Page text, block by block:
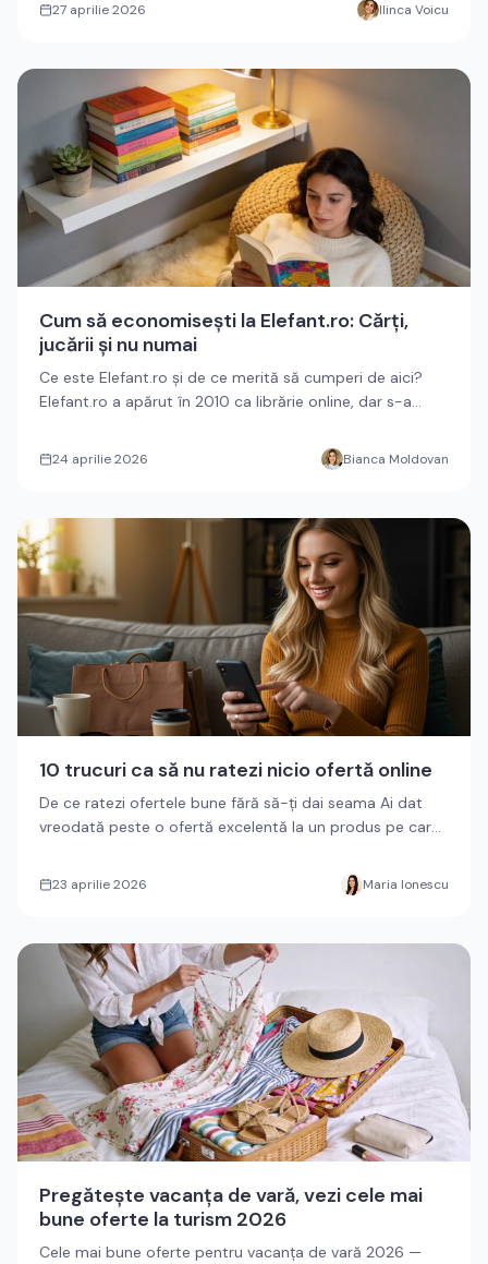
27 aprilie 2026 Ilinca Voicu
Cum să economisești la Elefant.ro: Cărți,
jucării și nu numai
Ce este Elefant.ro și de ce merită să cumperi de aici?
Elefant.ro a apărut în 2010 ca librărie online, dar s-a
24 aprilie 2026 Bianca Moldovan
10 trucuri ca să nu ratezi nicio ofertă online
De ce ratezi ofertele bune fără să-ți dai seama Ai dat
vreodată peste o ofertă excelentă la un produs pe care
23 aprilie 2026 Maria Ionescu
Pregătește vacanța de vară, vezi cele mai
bune oferte la turism 2026
Cele mai bune oferte pentru vacanța de vară 2026 —